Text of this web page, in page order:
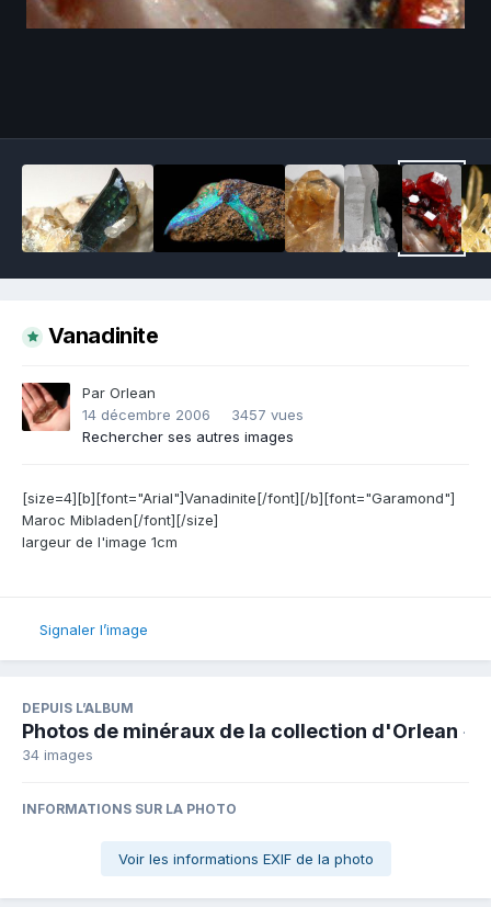
Vanadinite
Par Orlean
14 décembre 2006
3457 vues
Rechercher ses autres images
[size=4][b][font="Arial"]Vanadinite[/font][/b][font="Garamond"]
Maroc Mibladen[/font][/size]
largeur de l'image 1cm
Signaler l’image
DEPUIS L’ALBUM
Photos de minéraux de la collection d'Orlean ·
34 images
INFORMATIONS SUR LA PHOTO
Voir les informations EXIF de la photo